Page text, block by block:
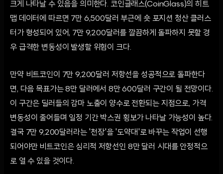
크게 나타날 수 있음을 의미한다. 코인글래스(CoinGlass)의 히트
맵 데이터에 따르면 7만 6,500달러 부근에 숏 포지션 청산 클러스
터가 형성되어 있어, 7만 9,200달러를 깔끔하게 돌파하지 못할 경
우 급격한 변동성이 발생할 위험이 크다.
만약 비트코인이 7만 9,200달러 저항선을 성공적으로 돌파한다
면, 다음 목표가는 8만 달러에서 8만 600달러 구간이 될 전망이다.
이 구간은 딜러들의 감마 노출이 양수로 전환되는 지점으로, 가격
변동성이 줄어들며 일정 기간 박스권 횡보가 나타날 가능성이 높다.
결국 7만 9,200달러라는 '천장'을 '도약대'로 바꾸는 작업이 선행
되어야만 비트코인은 심리적 저항선인 8만 달러 시대를 안정적으
로 열 수 있을 것이다.